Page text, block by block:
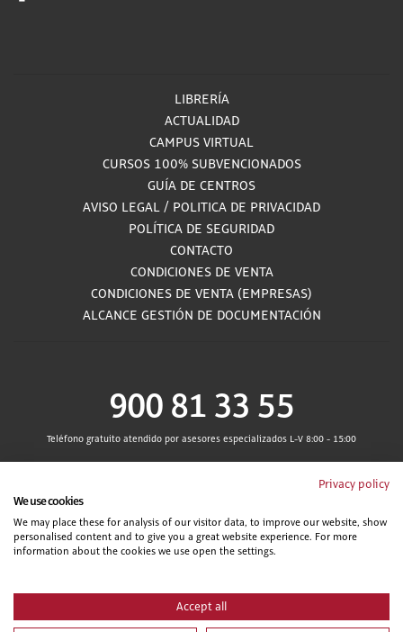
LIBRERÍA
ACTUALIDAD
CAMPUS VIRTUAL
CURSOS 100% SUBVENCIONADOS
GUÍA DE CENTROS
AVISO LEGAL / POLITICA DE PRIVACIDAD
POLÍTICA DE SEGURIDAD
CONTACTO
CONDICIONES DE VENTA
CONDICIONES DE VENTA (EMPRESAS)
ALCANCE GESTIÓN DE DOCUMENTACIÓN
900 81 33 55
Teléfono gratuito atendido por asesores especializados L-V 8:00 - 15:00
Privacy policy
We use cookies
We may place these for analysis of our visitor data, to improve our website, show
personalised content and to give you a great website experience. For more
information about the cookies we use open the settings.
Accept all